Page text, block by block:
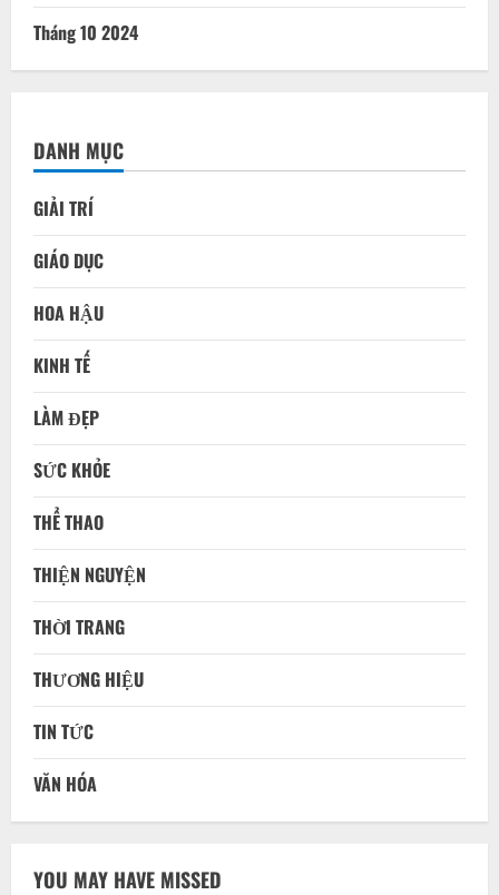
Tháng 10 2024
DANH MỤC
GIẢI TRÍ
GIÁO DỤC
HOA HẬU
KINH TẾ
LÀM ĐẸP
SỨC KHỎE
THỂ THAO
THIỆN NGUYỆN
THỜI TRANG
THƯƠNG HIỆU
TIN TỨC
VĂN HÓA
YOU MAY HAVE MISSED